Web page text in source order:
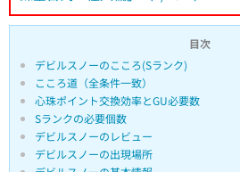
目次
デビルスノーのこころ(Sランク)
こころ道（全条件一致）
心珠ポイント交換効率とGU必要数
Sランクの必要個数
デビルスノーのレビュー
デビルスノーの出現場所